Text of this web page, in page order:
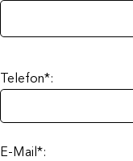
Telefon*:
E-Mail*: